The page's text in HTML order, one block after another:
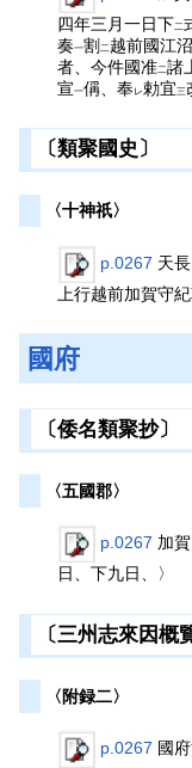
四年三月一日下二
奏一割 二越前國江
者、今件國准二諸
宣一偁、奉レ勅宜三
〔類聚國史〕
〈十神祇〉
p.0267 天
上行越前加賀守
國府
〔倭名類聚抄〕
〈五國郡〉
p.0267 加
日、下九日、〉
〔三州志來因概
〈附録二〉
p.0267 國